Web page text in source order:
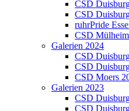
CSD
CSD
ruhrPride
CSD
Galerien 2024
CSD
CSD
CSD Moers
Galerien 2023
CSD
CSD